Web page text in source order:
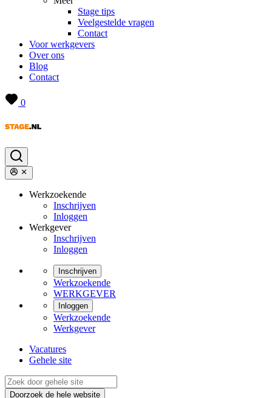
Stage tips
Veelgestelde vragen
Contact
Voor werkgevers
Over ons
Blog
Contact
0
Werkzoekende
Inschrijven
Inloggen
Werkgever
Inschrijven
Inloggen
Inschrijven
Werkzoekende
WERKGEVER
Inloggen
Werkzoekende
Werkgever
Vacatures
Gehele site